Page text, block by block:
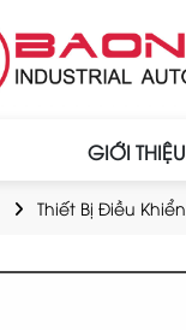
GIỚI THIỆU
Thiết Bị Điều Khiển